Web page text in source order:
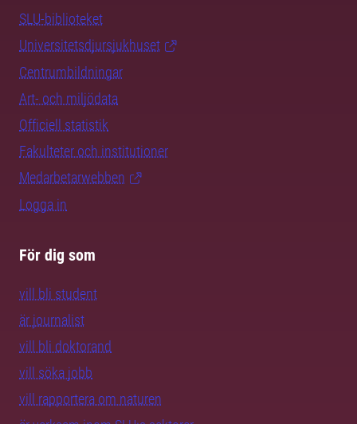
SLU-biblioteket
Universitetsdjursjukhuset
Centrumbildningar
Art- och miljödata
Officiell statistik
Fakulteter och institutioner
Medarbetarwebben
Logga in
För dig som
vill bli student
är journalist
vill bli doktorand
vill söka jobb
vill rapportera om naturen